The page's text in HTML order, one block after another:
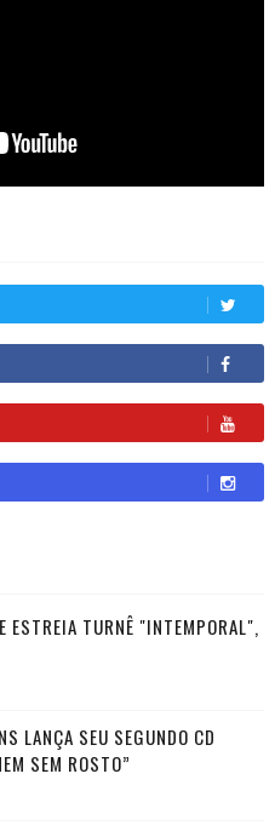
ESTREIA TURNÊ "INTEMPORAL",
LANÇA SEU SEGUNDO CD
SEM ROSTO”